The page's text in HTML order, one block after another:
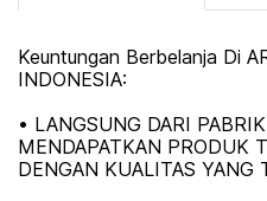
Keuntungan Berbelanja Di
INDONESIA:
• LANGSUNG DARI
MENDAPATKAN PRODUK
DENGAN KUALITAS YANG